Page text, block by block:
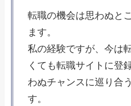
転職の機会は思わぬと
ます。
私の経験ですが、今は
くても転職サイトに登
わぬチャンスに巡り合
す。